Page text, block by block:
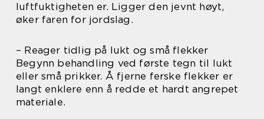
luftfuktigheten er. Ligger den jevnt høyt,
øker faren for jordslag.
– Reager tidlig på lukt og små flekker
Begynn behandling ved første tegn til lukt
eller små prikker. Å fjerne ferske flekker er
langt enklere enn å redde et hardt angrepet
materiale.